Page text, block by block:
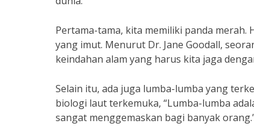
Pertama-tama, kita memiliki panda merah.
yang imut. Menurut Dr. Jane Goodall,
keindahan alam yang harus kita jaga
Selain itu, ada juga lumba-lumba yang
biologi laut terkemuka, “Lumba-lumba
sangat menggemaskan bagi banyak